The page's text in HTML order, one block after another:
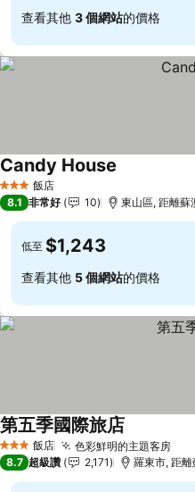
查看其他 3 個網站的價格
3 星級 飯店
Candy House
8.1 非常好 10 東山區, 距離蘇
低至 $1,243
查看其他 5 個網站的價格
3 星級 飯店 色彩鮮明的主題客房查
第五季國際旅店
8.7 超級讚 2,171 羅東市, 距